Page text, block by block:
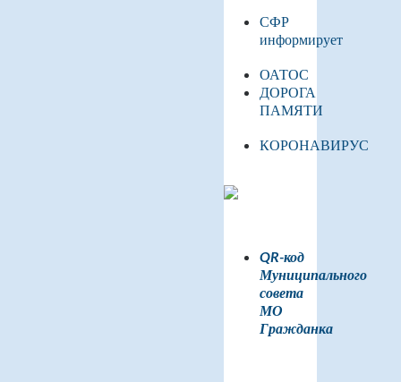
СФР
информирует
ОАТОС
ДОРОГА
ПАМЯТИ
КОРОНАВИРУС
QR-код
Муниципального
совета
МО
Гражданка